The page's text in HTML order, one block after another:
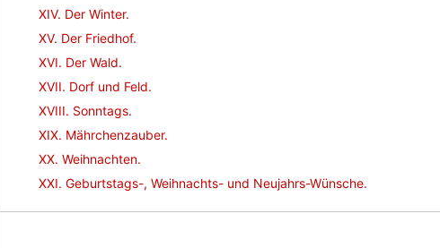
XIV. Der Winter.
XV. Der Friedhof.
XVI. Der Wald.
XVII. Dorf und Feld.
XVIII. Sonntags.
XIX. Mährchenzauber.
XX. Weihnachten.
XXI. Geburtstags-, Weihnachts- und Neujahrs-Wünsche.